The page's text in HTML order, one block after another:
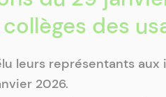
des
leurs représentants aux
2026.